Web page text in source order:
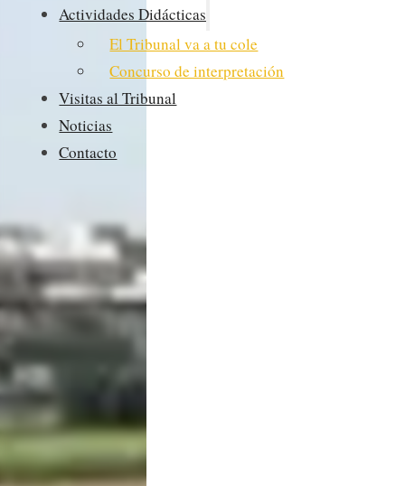
Actividades Didácticas
El Tribunal va a tu cole
Concurso de interpretación
Visitas al Tribunal
Noticias
Contacto